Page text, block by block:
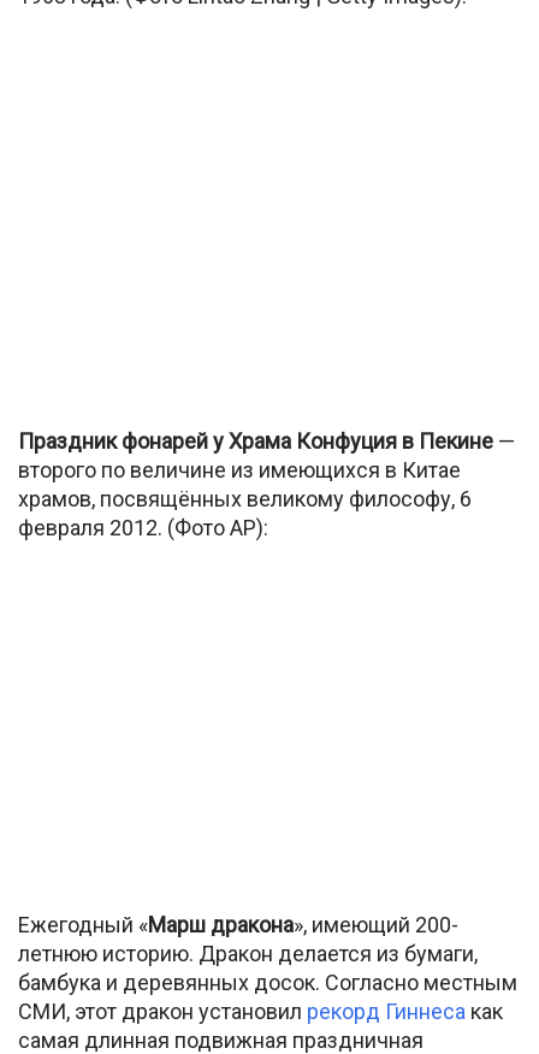
Праздник фонарей у Храма Конфуция в Пекине —
второго по величине из имеющихся в Китае
храмов, посвящённых великому философу, 6
февраля 2012. (Фото AP):
Ежегодный «Марш дракона», имеющий 200-
летнюю историю. Дракон делается из бумаги,
бамбука и деревянных досок. Согласно местным
СМИ, этот дракон установил рекорд Гиннеса как
самая длинная подвижная праздничная